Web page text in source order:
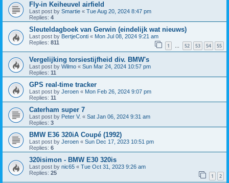
Fly-in Keiheuvel airfield
Last post by Smartie « Tue Aug 20, 2024 8:47 pm
Replies: 4
Sleuteldagboek van Gerwin (eindelijk wat nieuws)
Last post by BertjeConti « Mon Jul 08, 2024 9:21 am
Replies: 811 1 … 52 53 54 55
Vergelijking torsiestijfheid div. BMW's
Last post by Wilmo « Sun Mar 24, 2024 10:57 pm
Replies: 11
GPS real-time tracker
Last post by Jeroen « Mon Feb 26, 2024 9:07 pm
Replies: 11
Caterham super 7
Last post by Peter V. « Sat Jan 06, 2024 9:31 am
Replies: 3
BMW E36 320iA Coupé (1992)
Last post by Jeroen « Sun Dec 17, 2023 10:51 pm
Replies: 6
320isimon - BMW E30 320is
Last post by nic65 « Tue Oct 31, 2023 9:26 am
Replies: 25 1 2